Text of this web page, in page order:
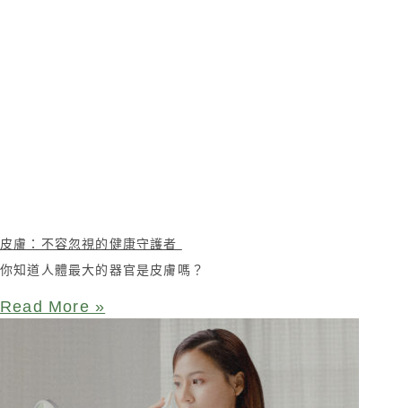
皮膚：不容忽視的健康守護者
你知道人體最大的器官是皮膚嗎？
Read More »